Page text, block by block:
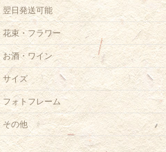
翌日発送可能
花束・フラワー
お酒・ワイン
サイズ
フォトフレーム
その他